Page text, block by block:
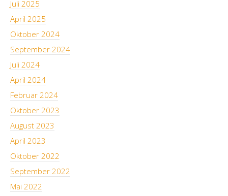
Juli 2025
April 2025
Oktober 2024
September 2024
Juli 2024
April 2024
Februar 2024
Oktober 2023
August 2023
April 2023
Oktober 2022
September 2022
Mai 2022